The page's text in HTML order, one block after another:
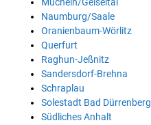
Mücheln/Geiseltal
Naumburg/Saale
Oranienbaum-Wörlitz
Querfurt
Raghun-Jeßnitz
Sandersdorf-Brehna
Schraplau
Solestadt Bad Dürrenberg
Südliches Anhalt